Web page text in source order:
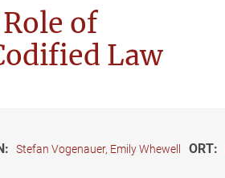
of
Law
Stefan Vogenauer, Emily Whewell ORT: